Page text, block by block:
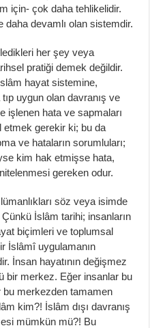
için- çok daha tehlikelidir.
devamlı olan sistemdir.
her şey veya
pratiği demek değildir.
hayat sistemine,
uygun olan davranış ve
işlenen hata ve sapmaları
etmek gerekir ki; bu da
ve hataların sorumluları;
kim hak etmişse hata,
gereken odur.
söz veya isimde
İslâm tarihi; insanların
biçimleri ve toplumsal
İslâmî uygulamanın
İnsan hayatının değişmez
bir merkez. Eğer insanlar bu
bu merkezden tamamen
kim?! İslâm dışı davranış
mümkün mü?! Bu